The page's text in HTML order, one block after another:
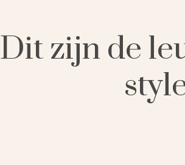
Dit zijn de